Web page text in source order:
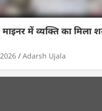
में व्यक्ति का मिला
Adarsh Ujala